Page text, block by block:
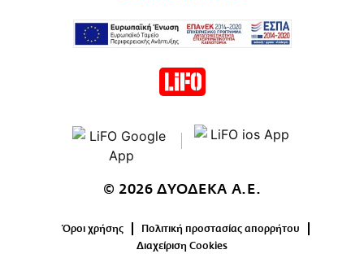
© 2026 ΔΥΟΔΕΚΑ Α.Ε.
Όροι χρήσης
Πολιτική προστασίας απορρήτου
Διαχείριση Cookies